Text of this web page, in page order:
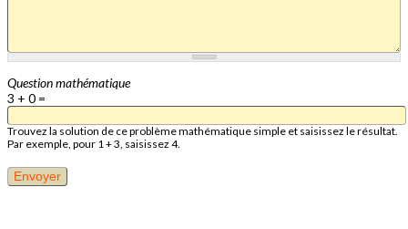
Question mathématique
3 + 0 =
Trouvez la solution de ce problème mathématique simple et saisissez le résultat.
Par exemple, pour 1 + 3, saisissez 4.